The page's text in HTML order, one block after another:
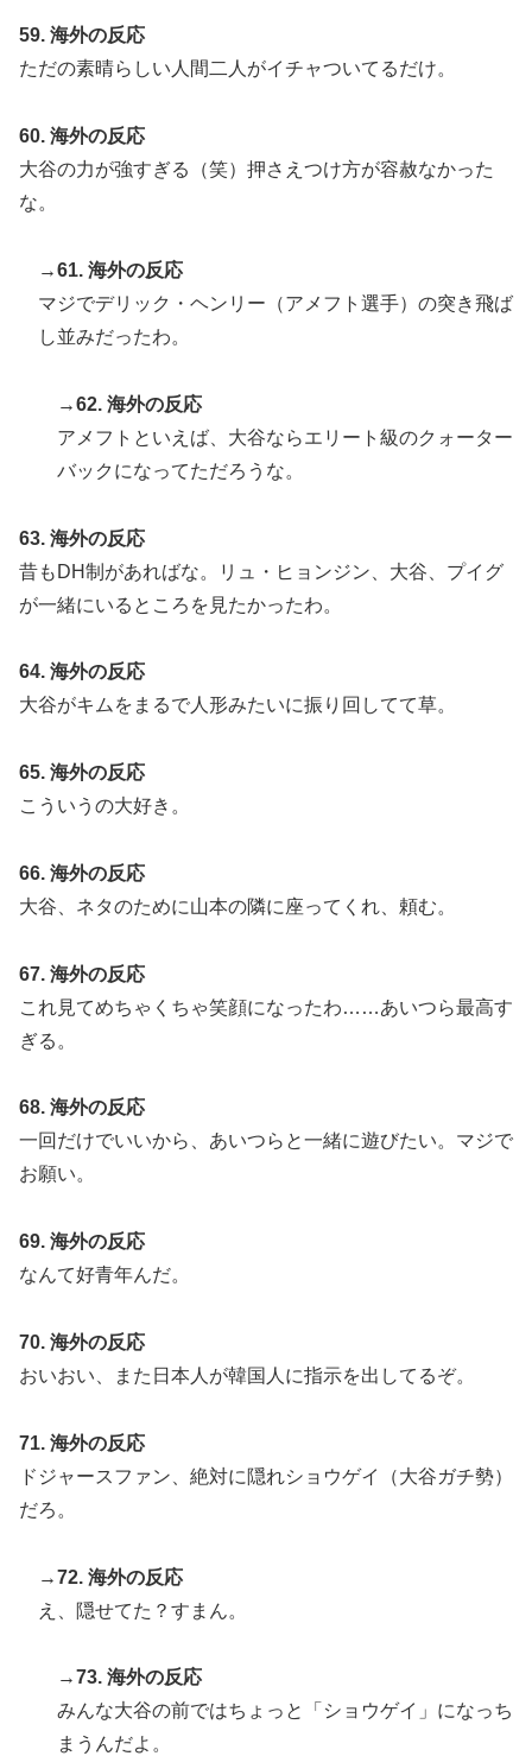
59. 海外の反応
ただの素晴らしい人間二人がイチャついてるだけ。
60. 海外の反応
大谷の力が強すぎる（笑）押さえつけ方が容赦なかった
な。
→61. 海外の反応
マジでデリック・ヘンリー（アメフト選手）の突き飛ば
し並みだったわ。
→62. 海外の反応
アメフトといえば、大谷ならエリート級のクォーター
バックになってただろうな。
63. 海外の反応
昔もDH制があればな。リュ・ヒョンジン、大谷、プイグ
が一緒にいるところを見たかったわ。
64. 海外の反応
大谷がキムをまるで人形みたいに振り回してて草。
65. 海外の反応
こういうの大好き。
66. 海外の反応
大谷、ネタのために山本の隣に座ってくれ、頼む。
67. 海外の反応
これ見てめちゃくちゃ笑顔になったわ……あいつら最高す
ぎる。
68. 海外の反応
一回だけでいいから、あいつらと一緒に遊びたい。マジで
お願い。
69. 海外の反応
なんて好青年んだ。
70. 海外の反応
おいおい、また日本人が韓国人に指示を出してるぞ。
71. 海外の反応
ドジャースファン、絶対に隠れショウゲイ（大谷ガチ勢）
だろ。
→72. 海外の反応
え、隠せてた？すまん。
→73. 海外の反応
みんな大谷の前ではちょっと「ショウゲイ」になっち
まうんだよ。